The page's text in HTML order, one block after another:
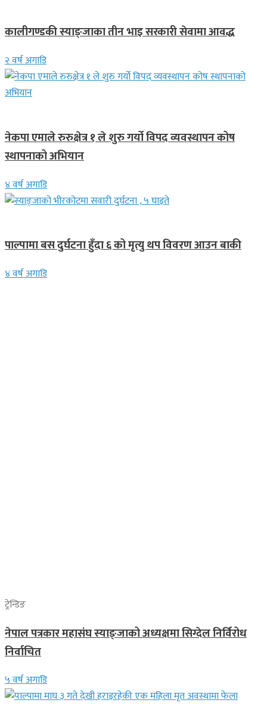
कालीगण्डकी स्याङ्जाका तीन भाइ सरकारी सेवामा आवद्ध
२ वर्ष अगाडि
नेकपा एमाले रुरुक्षेत्र १ ले शुरु गर्यो विपद व्यवस्थापन कोष
स्थापनाको अभियान
४ वर्ष अगाडि
पाल्पामा बस दुर्घटना हुँदा ६ को मृत्यु थप विवरण आउन बाकी
४ वर्ष अगाडि
ट्रेन्डिङ
नेपाल पत्रकार महासंघ स्याङ्जाको अध्यक्षमा सिग्देल निर्विरोध
निर्वाचित
५ वर्ष अगाडि